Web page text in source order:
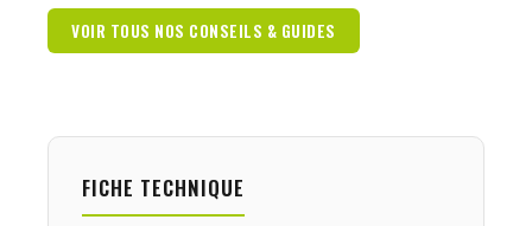
VOIR TOUS NOS CONSEILS & GUIDES
FICHE TECHNIQUE